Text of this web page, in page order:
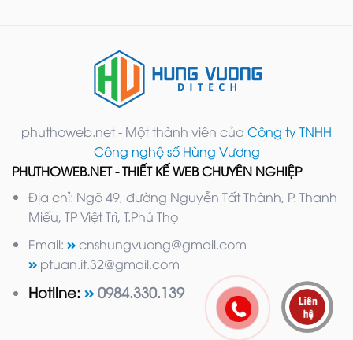
phuthoweb.net - Một thành viên của Công ty TNHH
Công nghệ số Hùng Vương
PHUTHOWEB.NET - THIẾT KẾ WEB CHUYÊN NGHIỆP
Địa chỉ: Ngõ 49, đường Nguyễn Tất Thành, P. Thanh
Miếu, TP Việt Trì, T.Phú Thọ
Email:
cnshungvuong@gmail.com
ptuan.it.32@gmail.com
Hotline: 0984.330.139